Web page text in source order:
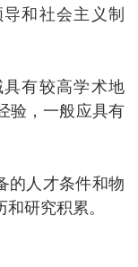
和社会主义制
有较高学术地
验，一般应具有
的人才条件和物
研究积累。